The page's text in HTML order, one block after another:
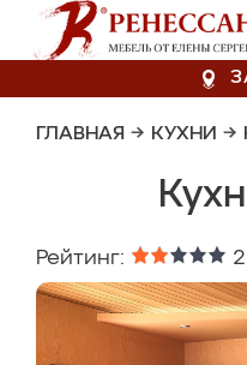
ГЛАВНАЯ → КУХНИ →
Рейтинг: